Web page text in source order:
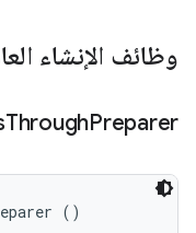
وظائف الإنشاء
ThroughPreparer
()